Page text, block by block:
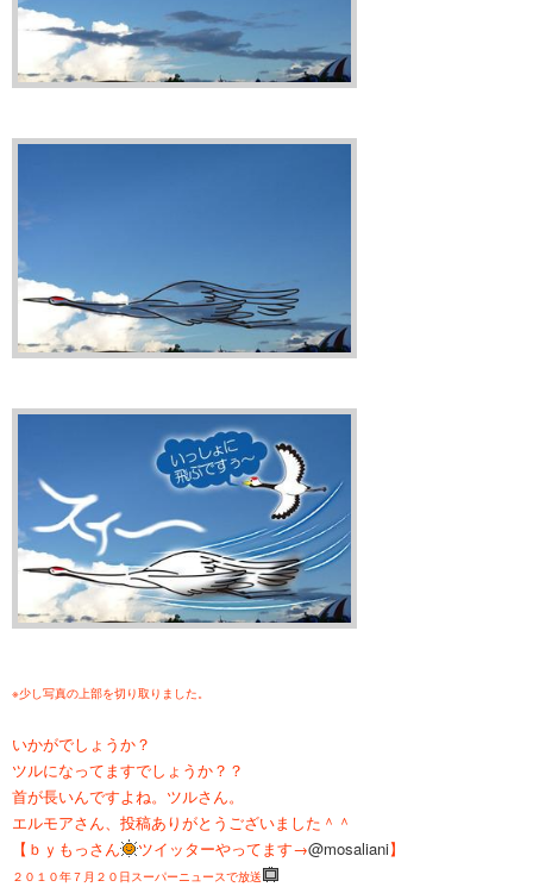
※少し写真の上部を切り取りました。
いかがでしょうか？
ツルになってますでしょうか？？
首が長いんですよね。ツルさん。
エルモアさん、投稿ありがとうございました＾＾
【ｂｙもっさん
ツイッターやってます→@mosaliani】
２０１０年７月２０日スーパーニュースで放送